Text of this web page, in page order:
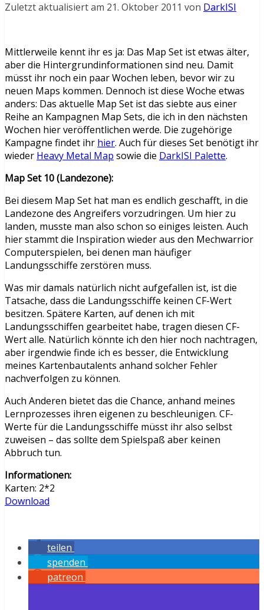
Zuletzt aktualisiert am 21. Oktober 2011 von DarkISI
Mittlerweile kennt ihr es ja: Das Map Set ist etwas älter,
aber die Hintergrundinformationen sind neu. Damit
müsst ihr noch ein paar Wochen leben, bevor wir zu
neuen Maps kommen. Dennoch ist diese Woche etwas
anders: Das aktuelle Map Set ist das siebte aus einer
Reihe an Kampagnen Map Sets, die ich in den nächsten
Wochen hier veröffentlichen werde. Die zugehörige
Kampagne findet ihr hier. Auch für dieses Set benötigt ihr
wieder Heavy Metal Map sowie die DarkISI Palette.
Map Set 10 (Landezone):
Bei diesem Map Set hat man es endlich geschafft, in die
Landezone des Angreifers vorzudringen. Um hier zu
landen, musste man also schon so einiges leisten. Auch
hier stammt die Inspiration wieder aus den Mechwarrior
Computerspielen, bei denen man häufiger
Landungsschiffe zerstören muss.
Was mir damals natürlich nicht aufgefallen ist, ist die
Tatsache, dass die Landungsschiffe keinen CF-Wert
besitzen. Spätere Karten, auf denen ich mit
Landungsschiffen gearbeitet habe, tragen diesen CF-
Wert alle. Natürlich könnte ich den hier noch nachtragen,
aber irgendwie finde ich es besser, die Entwicklung
meines Kartenbautalents anhand solcher Fehler
nachverfolgen zu können.
Auch Anderen bietet das die Chance, anhand meines
Lernprozesses ihren eigenen zu beschleunigen. CF-
Werte für die Landungsschiffe müsst ihr also selbst
zuweisen – das sollte dem Spielspaß aber keinen
Abbruch tun.
Informationen:
Karten: 2*2
Download
teilen
spenden
patreon